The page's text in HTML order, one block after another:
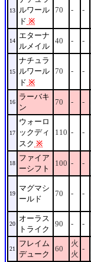
13
ルワール
ド ※
70 - -
14
エターナ
ルメイル
40 - -
15
ナチュラ
ルワール
ド ※
70 - -
16
ラーバキ
ン
70 - -
17
ウォーロ
ックディ
スク ※
110 - -
18
ファイア
ーシフト
100 - -
19
マグマシ
ールド
70 - -
20
オーラス
トライク
90 - -
21
フレイム
デューク
60
火
火
-